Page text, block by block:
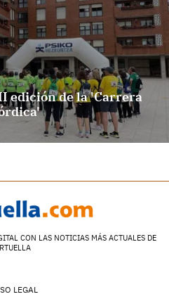
edición de la 'Carrera
CON LAS NOTICIAS MÁS ACTUALES DE
LEGAL